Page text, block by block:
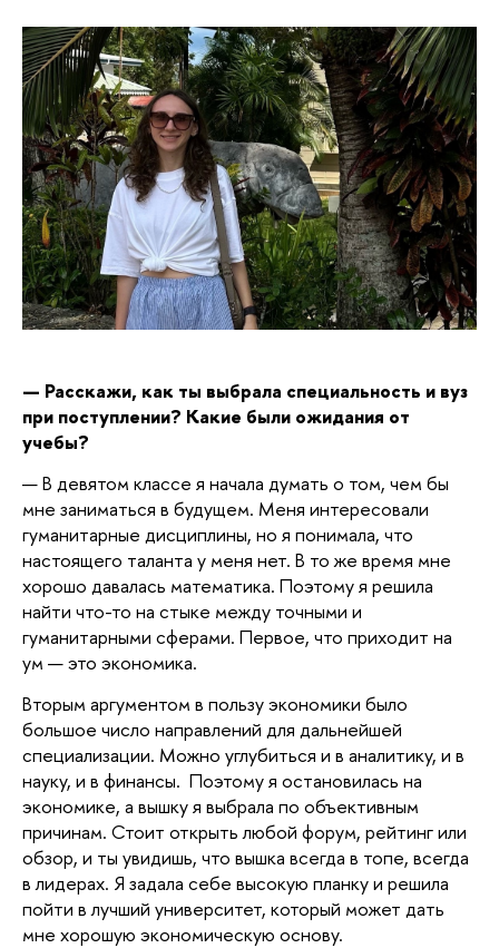
— Расскажи, как ты выбрала специальность и вуз
при поступлении? Какие были ожидания от
учебы?
—В девятом классе я начала думать о том, чем бы
мне заниматься в будущем. Меня интересовали
гуманитарные дисциплины, но я понимала, что
настоящего таланта у меня нет. В то же время мне
хорошо давалась математика. Поэтому я решила
найти что-то на стыке между точными и
гуманитарными сферами. Первое, что приходит на
ум — это экономика.
Вторым аргументом в пользу экономики было
большое число направлений для дальнейшей
специализации. Можно углубиться и в аналитику, и в
науку, и в финансы. Поэтому я остановилась на
экономике, а вышку я выбрала по объективным
причинам. Стоит открыть любой форум, рейтинг или
обзор, и ты увидишь, что вышка всегда в топе, всегда
в лидерах. Я задала себе высокую планку и решила
пойти в лучший университет, который может дать
мне хорошую экономическую основу.